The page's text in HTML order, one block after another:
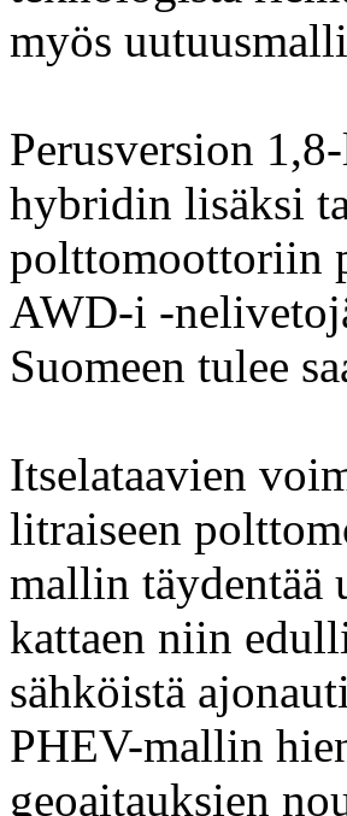
myös
Perusversion
hybridin lisäksi
polttomoottoriin
AWD-i -
Suomeen tulee
Itselataavien
litraiseen
mallin täydentää
kattaen niin
sähköistä
PHEV-mallin
geoaitauksien